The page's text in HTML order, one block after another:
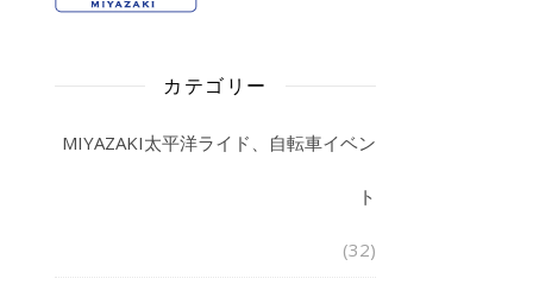
カテゴリー
MIYAZAKI太平洋ライド、自転車イベン
ト
(32)